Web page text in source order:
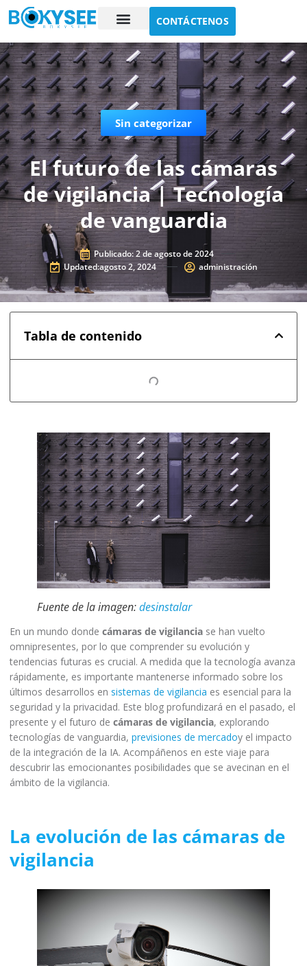
CONTÁCTENOS
Sin categorizar
El futuro de las cámaras
de vigilancia | Tecnología
de vanguardia
Publicado:2 de agosto de 2024
Updated:agosto 2, 2024
administración
Tabla de contenido
Fuente de la imagen:desinstalar
En un mundo donde cámaras de vigilancia se han vuelto
omnipresentes, por lo que comprender su evolución y
tendencias futuras es crucial. A medida que la tecnología avanza
rápidamente, es importante mantenerse informado sobre los
últimos desarrollos en sistemas de vigilancia es esencial para la
seguridad y la privacidad. Este blog profundizará en el pasado, el
presente y el futuro de cámaras de vigilancia, explorando
tecnologías de vanguardia, previsiones de mercadoy el impacto
de la integración de la IA. Acompáñenos en este viaje para
descubrir las emocionantes posibilidades que se avecinan en el
ámbito de la vigilancia.
La evolución de las cámaras de
vigilancia